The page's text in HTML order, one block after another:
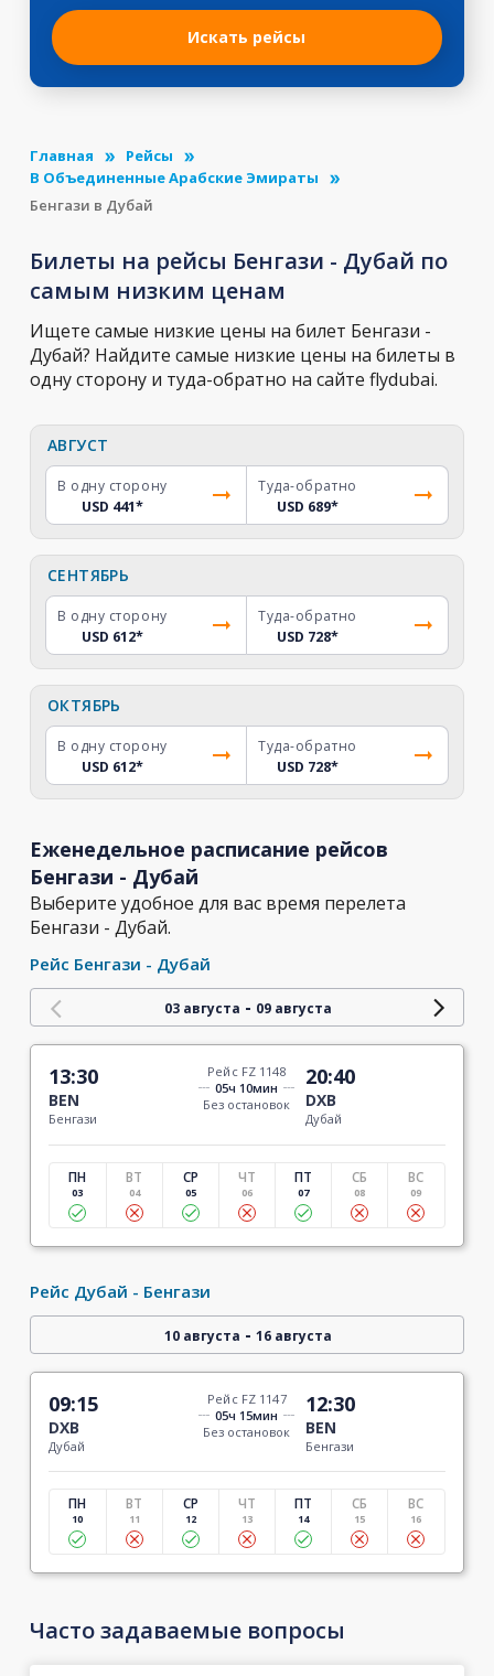
Искать рейсы
Главная
Рейсы
В Объединенные Арабские Эмираты
Бенгази в Дубай
Билеты на рейсы Бенгази - Дубай по
самым низким ценам
Ищете самые низкие цены на билет Бенгази -
Дубай? Найдите самые низкие цены на билеты в
одну сторону и туда-обратно на сайте flydubai.
АВГУСТ
В одну сторону
USD 441*
Туда-обратно
USD 689*
СЕНТЯБРЬ
В одну сторону
USD 612*
Туда-обратно
USD 728*
ОКТЯБРЬ
В одну сторону
USD 612*
Туда-обратно
USD 728*
Еженедельное расписание рейсов
Бенгази - Дубай
Выберите удобное для вас время перелета
Бенгази - Дубай.
Рейс Бенгази - Дубай
03 августа - 09 августа
13:30
BEN
Бенгази
Рейс FZ 1148
05ч 10мин
Без остановок
20:40
DXB
Дубай
ПН
03
ВТ
04
СР
05
ЧТ
06
ПТ
07
СБ
08
ВС
09
Рейс Дубай - Бенгази
10 августа - 16 августа
09:15
DXB
Дубай
Рейс FZ 1147
05ч 15мин
Без остановок
12:30
BEN
Бенгази
ПН
10
ВТ
11
СР
12
ЧТ
13
ПТ
14
СБ
15
ВС
16
Часто задаваемые вопросы